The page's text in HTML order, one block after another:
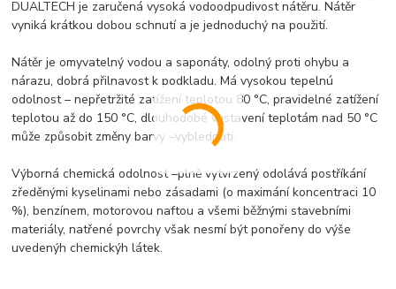
DUALTECH je zaručená vysoká vodoodpudivost nátěru. Nátěr
vyniká krátkou dobou schnutí a je jednoduchý na použití.
Nátěr je omyvatelný vodou a saponáty, odolný proti ohybu a
nárazu, dobrá přilnavost k podkladu. Má vysokou tepelnú
odolnost – nepřetržité zatížení teplotou 80 °C, pravidelné zatížení
teplotou až do 150 °C, dlouhodobé vystavení teplotám nad 50 °C
může způsobit změny barvy –vyblednutí.
Výborná chemická odolnost –plně vytvrzený odolává postříkání
zředěnými kyselinami nebo zásadami (o maximání koncentraci 10
%), benzínem, motorovou naftou a všemi běžnými stavebními
materiály, natřené povrchy však nesmí být ponořeny do výše
uvedenýh chemickýh látek.